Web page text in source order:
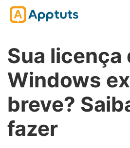
Sua licença
Windows
breve?
fazer